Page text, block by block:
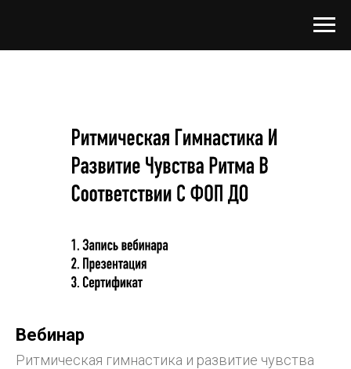
Вебинар
Ритмическая гимнастика и развитие чувства